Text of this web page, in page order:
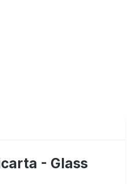
- Glass